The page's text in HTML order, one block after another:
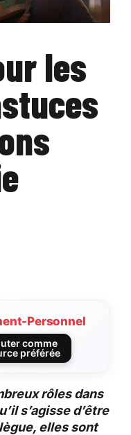
les
Personnel
comme
préférée
rôles dans
s’agisse d’être
elles sont